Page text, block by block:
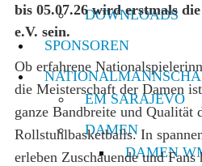
DOWNLOADS
SPONSOREN
EM SARAJEVO
DAMEN
DAMEN
bis 05.07.26 wird erstmals
e.V. sein.
Ob erfahrene
die Meisterschaft der Damen
ganze Bandbreite und Qualität
Rollstuhlbasketballs. In
erleben Zuschauende und